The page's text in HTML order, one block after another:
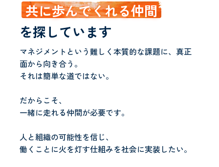
共に歩んでくれる仲間
を探しています
マネジメントという難しく本質的な課題に、真正
面から向き合う。
それは簡単な道ではない。
だからこそ、
一緒に走れる仲間が必要です。
人と組織の可能性を信じ、
働くことに火を灯す仕組みを社会に実装したい。